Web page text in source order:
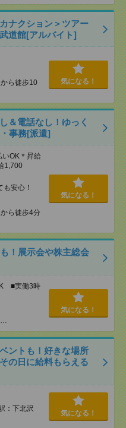
ナクション＞ツアー
道館[アルバイト]
ら徒歩10
気になる！
＆電話なし！ゆっく
事務[派遣]
OK＊昇給
1,700
安心！
ら徒歩4分
気になる！
！展示会や株主総会
■実働3時
…
気になる！
ントも！好きな場所
の日に給料もらえる
：下北沢
気になる！